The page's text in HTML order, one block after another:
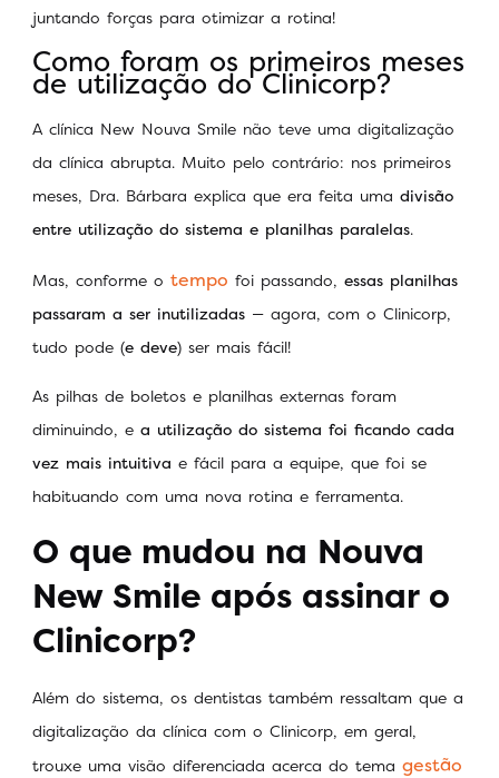
juntando forças para otimizar a rotina!
Como foram os primeiros meses
de utilização do Clinicorp?
A clínica New Nouva Smile não teve uma digitalização
da clínica abrupta. Muito pelo contrário: nos primeiros
meses, Dra. Bárbara explica que era feita uma divisão
entre utilização do sistema e planilhas paralelas.
Mas, conforme o tempo foi passando, essas planilhas
passaram a ser inutilizadas — agora, com o Clinicorp,
tudo pode (e deve) ser mais fácil!
As pilhas de boletos e planilhas externas foram
diminuindo, e a utilização do sistema foi ficando cada
vez mais intuitiva e fácil para a equipe, que foi se
habituando com uma nova rotina e ferramenta.
O que mudou na Nouva
New Smile após assinar o
Clinicorp?
Além do sistema, os dentistas também ressaltam que a
digitalização da clínica com o Clinicorp, em geral,
trouxe uma visão diferenciada acerca do tema gestão